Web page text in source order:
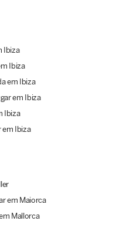
Ibiza
Ibiza
em Ibiza
em Ibiza
Ibiza
em Ibiza
em Maiorca
Mallorca